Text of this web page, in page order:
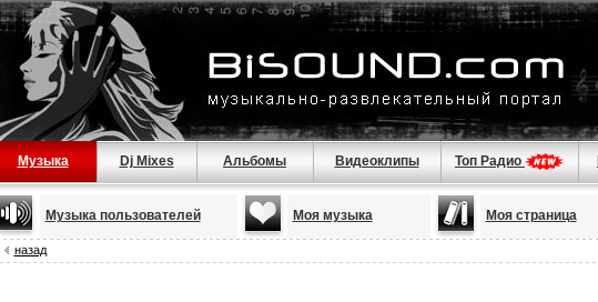
Музыка Dj Mixes Альбомы Видеоклипы Топ Радио
Музыка пользователей Моя музыка Моя страница
назад